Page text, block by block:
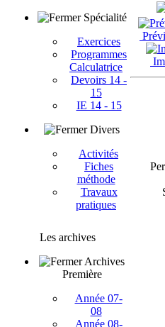
Spécialité
Exercices
Programmes
Calculatrice
Devoirs 14 -
15
IE 14 - 15
Divers
Activités
Fiches
méthode
Travaux
pratiques
Les archives
Archives
Première
Année 07-
08
Année 08-